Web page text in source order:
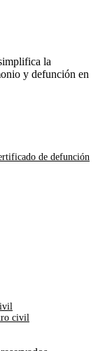
la
y defunción en
de defunción
civil